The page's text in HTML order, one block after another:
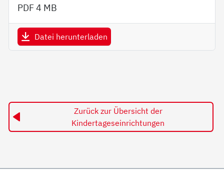
PDF4 MB
Datei herunterladen
Zurück zur Übersicht der
Kindertageseinrichtungen